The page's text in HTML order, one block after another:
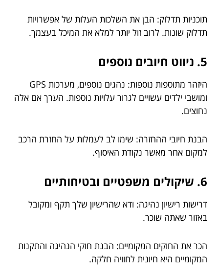
תוכניות תדלוק: הבן את השלכות העלות של אפשרויות
תדלוק שונות. לרוב זול יותר למלא את המיכל בעצמך.
5. ניווט חיובים נוספים
היזהר מתוספות נוספות: נהגים נוספים, מערכות GPS
ומושבי ילדים עשויים לגרור עלויות נוספות. הערך אם אלה
נחוצים.
הבנת חיובי ההחזרה: שימו לב לעמלות על החזרת הרכב
למקום אחר מאשר נקודת האיסוף.
6. שיקולים משפטיים ובטיחותיים
דרישות רישיון נהיגה: ודא שהרישיון שלך תקף ומקובל
באזור שאתה שוכר.
הכר את החוקים המקומיים: הבנת חוקי הנהיגה והתקנות
המקומיים היא חיונית לחוויה חלקה.